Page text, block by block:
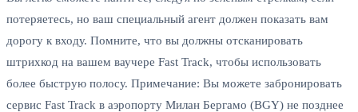
потеряетесь, но ваш специальный агент должен показать вам
дорогу к входу. Помните, что вы должны отсканировать
штрихкод на вашем ваучере Fast Track, чтобы использовать
более быструю полосу. Примечание: Вы можете забронировать
сервис Fast Track в аэропорту Милан Бергамо (BGY) не позднее